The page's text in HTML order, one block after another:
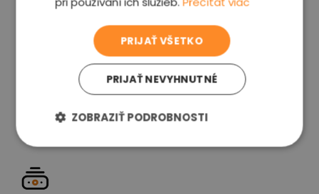
voľba
Garancia spokojnosti
Pokiaľ nebudete s našou prácou spokojní,
PRIJAŤ VŠETKO
PRIJAŤ NEVYHNUTNÉ
ZOBRAZIŤ PODROBNOSTI